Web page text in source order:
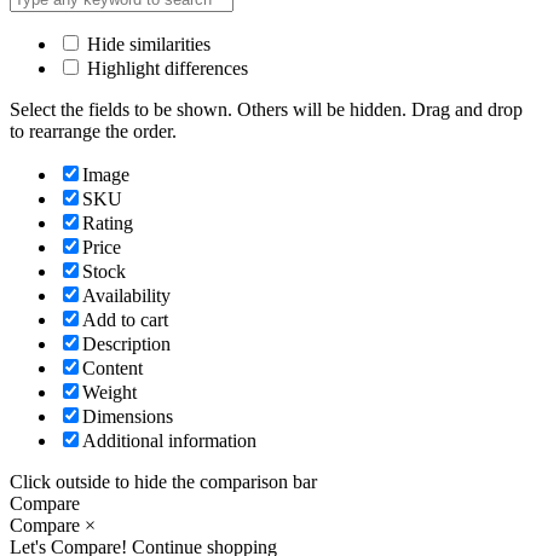
Hide similarities
Highlight differences
Select the fields to be shown. Others will be hidden. Drag and drop
to rearrange the order.
Image
SKU
Rating
Price
Stock
Availability
Add to cart
Description
Content
Weight
Dimensions
Additional information
Click outside to hide the comparison bar
Compare
Compare ×
Let's Compare! Continue shopping